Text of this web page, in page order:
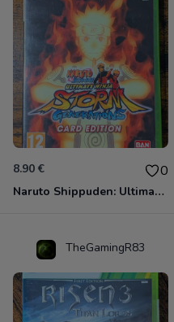
8.90 € 0
Naruto Shippuden: Ultimate Ninja Storm Generations - Card Edition Xbox 360
TheGamingR83